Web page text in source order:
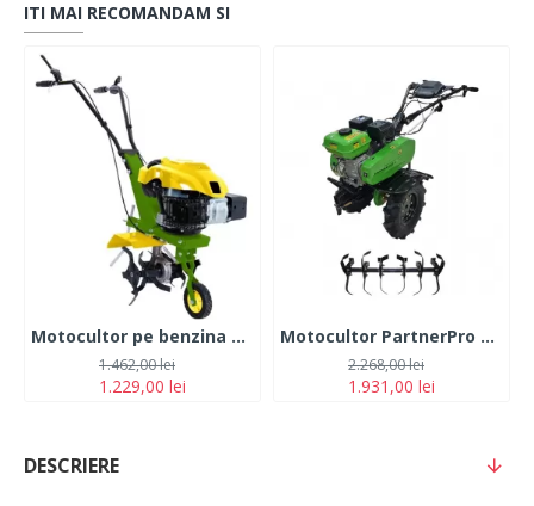
ITI MAI RECOMANDAM SI
Motocultor pe benzina 4 CP, 4 timpi, PartnerPro PT1
1.229,00 lei
1.462,00 lei
Motocultor PartnerPro PPT-901, 210CC, 7CP, 4T, 3600 RPM
1.931,00 lei
2.268,00 lei
DESCRIERE